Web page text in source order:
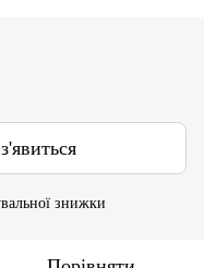
знижки